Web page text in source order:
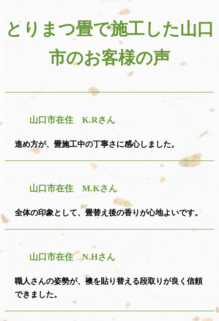
とりまつ畳で施工した山口
市のお客様の声
山口市在住 K.Rさん
進め方が、畳施工中の丁寧さに感心しました。
山口市在住 M.Kさん
全体の印象として、畳替え後の香りが心地よいです。
山口市在住 N.Hさん
職人さんの姿勢が、襖を貼り替える段取りが良く信頼
できました。